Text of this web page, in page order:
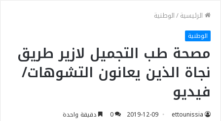
الرئيسية/الوطنية
الوطنية
مصحة طب التجميل لازير طريق
نجاة الذين يعانون التشوهات/
فيديو
ettounissia
2019-12-09
0 دقيقة واحدة